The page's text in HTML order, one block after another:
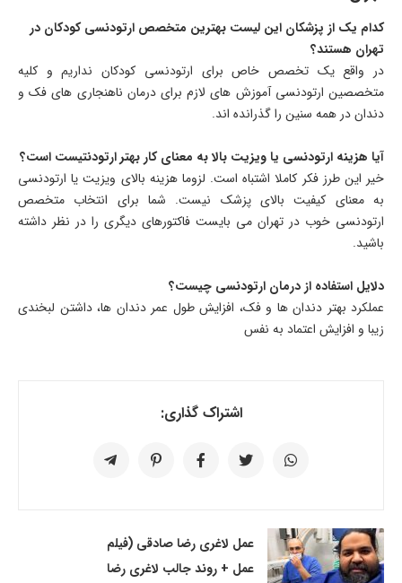
کدام یک از پزشکان این لیست بهترین متخصص ارتودنسی کودکان در
تهران هستند؟
در واقع یک تخصص خاص برای ارتودنسی کودکان نداریم و کلیه
متخصصین ارتودنسی آموزش های لازم برای درمان ناهنجاری های فک و
دندان در همه سنین را گذرانده اند.
آیا هزینه ارتودنسی یا ویزیت بالا به معنای کار بهتر ارتودنتیست است؟
خیر این طرز فکر کاملا اشتباه است. لزوما هزینه بالای ویزیت یا ارتودنسی
به معنای کیفیت بالای پزشک نیست. شما برای انتخاب متخصص
ارتودنسی خوب در تهران می بایست فاکتورهای دیگری را در نظر داشته
باشید.
دلایل استفاده از درمان ارتودنسی چیست؟
عملکرد بهتر دندان ها و فک، افزایش طول عمر دندان ها، داشتن لبخندی
زیبا و افزایش اعتماد به نفس
اشتراک گذاری:
عمل لاغری رضا صادقی (فیلم
عمل + روند جالب لاغری رضا